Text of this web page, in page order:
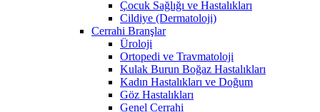
Çocuk Sağlığı ve Hastalıkları
Cildiye (Dermatoloji)
Cerrahi Branşlar
Üroloji
Ortopedi ve Travmatoloji
Kulak Burun Boğaz Hastalıkları
Kadın Hastalıkları ve Doğum
Göz Hastalıkları
Genel Cerrahi